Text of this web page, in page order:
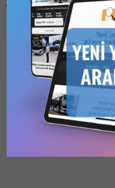
Bu kategori yalnızca
üyeler tarafından
görüntülenebilir. Bu
kategoriyi
görüntülemek için1
Kullanıcılı // 6 Aylık
Abonelik
1 Kullanıcılı
// Yıllık Abonelik,3
Kullanıcılı // Yıllık
Abonelikveya
Kullanıcılı // Yıllık
Aboneliksatın alarak